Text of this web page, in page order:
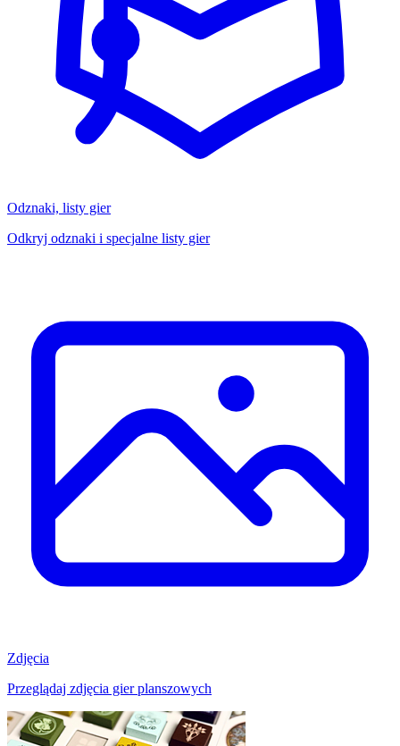
Odznaki, listy gier
Odkryj odznaki i specjalne listy gier
Zdjęcia
Przeglądaj zdjęcia gier planszowych